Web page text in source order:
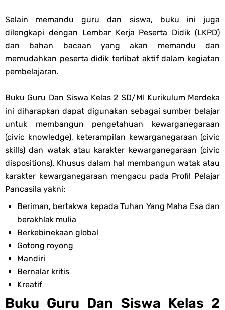
Selain memandu guru dan siswa, buku ini juga
dilengkapi dengan Lembar Kerja Peserta Didik (LKPD)
dan bahan bacaan yang akan memandu dan
memudahkan peserta didik terlibat aktif dalam kegiatan
pembelajaran.
Buku Guru Dan Siswa Kelas 2 SD/MI Kurikulum Merdeka
ini diharapkan dapat digunakan sebagai sumber belajar
untuk membangun pengetahuan kewarganegaraan
(civic knowledge), keterampilan kewarganegaraan (civic
skills) dan watak atau karakter kewarganegaraan (civic
dispositions). Khusus dalam hal membangun watak atau
karakter kewarganegaraan mengacu pada Profil Pelajar
Pancasila yakni:
Beriman, bertakwa kepada Tuhan Yang Maha Esa dan
berakhlak mulia
Berkebinekaan global
Gotong royong
Mandiri
Bernalar kritis
Kreatif
Buku Guru Dan Siswa Kelas 2